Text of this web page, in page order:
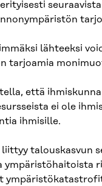
lähteeksi
tarjoamia
että
ei ole
ihmisille.
liittyy
ympäristöhaitoista